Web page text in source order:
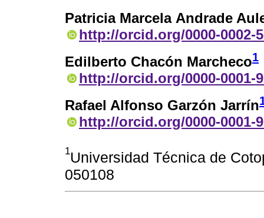
Patricia Marcela Andrade
http://orcid.org/0000-0002-
Edilberto Chacón Marcheco1
http://orcid.org/0000-0001-
Rafael Alfonso Garzón Jarrín
http://orcid.org/0000-0001-
1Universidad Técnica de
050108